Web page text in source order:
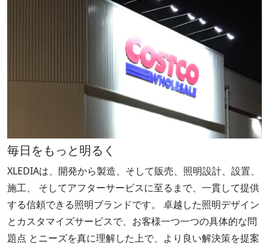
毎日をもっと明るく
XLEDIAは、開発から製造、そして販売、照明設計、設置、
施工、 そしてアフターサービスに至るまで、一貫して提供
する信頼できる照明ブランドです。 卓越した照明デザイン
とカスタマイズサービスで、お客様一つ一つの具体的な問
題点 とニーズを真に理解した上で、より良い解決策を提案